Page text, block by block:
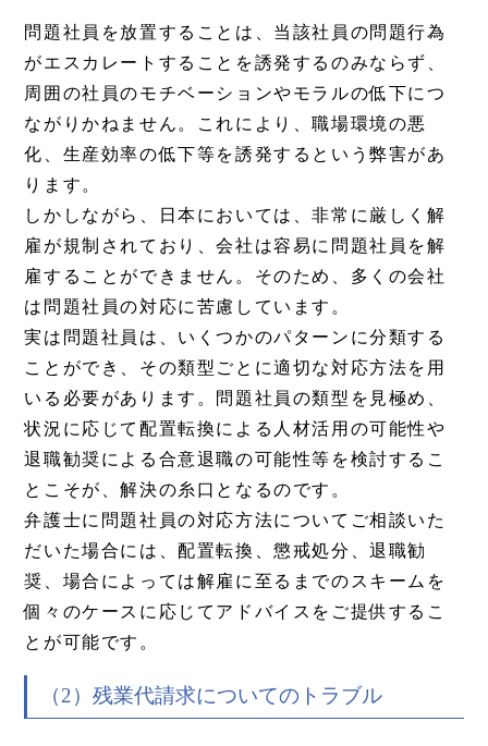
問題社員を放置することは、当該社員の問題行為
がエスカレートすることを誘発するのみならず、
周囲の社員のモチベーションやモラルの低下につ
ながりかねません。これにより、職場環境の悪
化、生産効率の低下等を誘発するという弊害があ
ります。
しかしながら、日本においては、非常に厳しく解
雇が規制されており、会社は容易に問題社員を解
雇することができません。そのため、多くの会社
は問題社員の対応に苦慮しています。
実は問題社員は、いくつかのパターンに分類する
ことができ、その類型ごとに適切な対応方法を用
いる必要があります。問題社員の類型を見極め、
状況に応じて配置転換による人材活用の可能性や
退職勧奨による合意退職の可能性等を検討するこ
とこそが、解決の糸口となるのです。
弁護士に問題社員の対応方法についてご相談いた
だいた場合には、配置転換、懲戒処分、退職勧
奨、場合によっては解雇に至るまでのスキームを
個々のケースに応じてアドバイスをご提供するこ
とが可能です。
（2）残業代請求についてのトラブル